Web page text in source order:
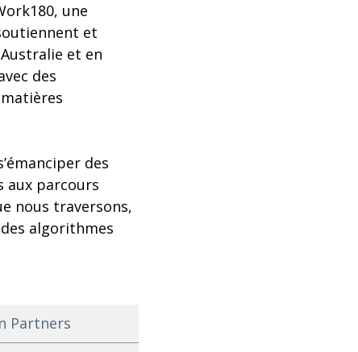
une
et
et en
des
des
aux parcours
nous traversons,
algorithmes
Partners